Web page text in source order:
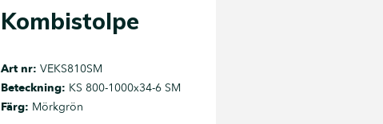
Kombistolpe
Art nr: VEKS810SM
Beteckning: KS 800-1000x34-6 SM
Färg: Mörkgrön